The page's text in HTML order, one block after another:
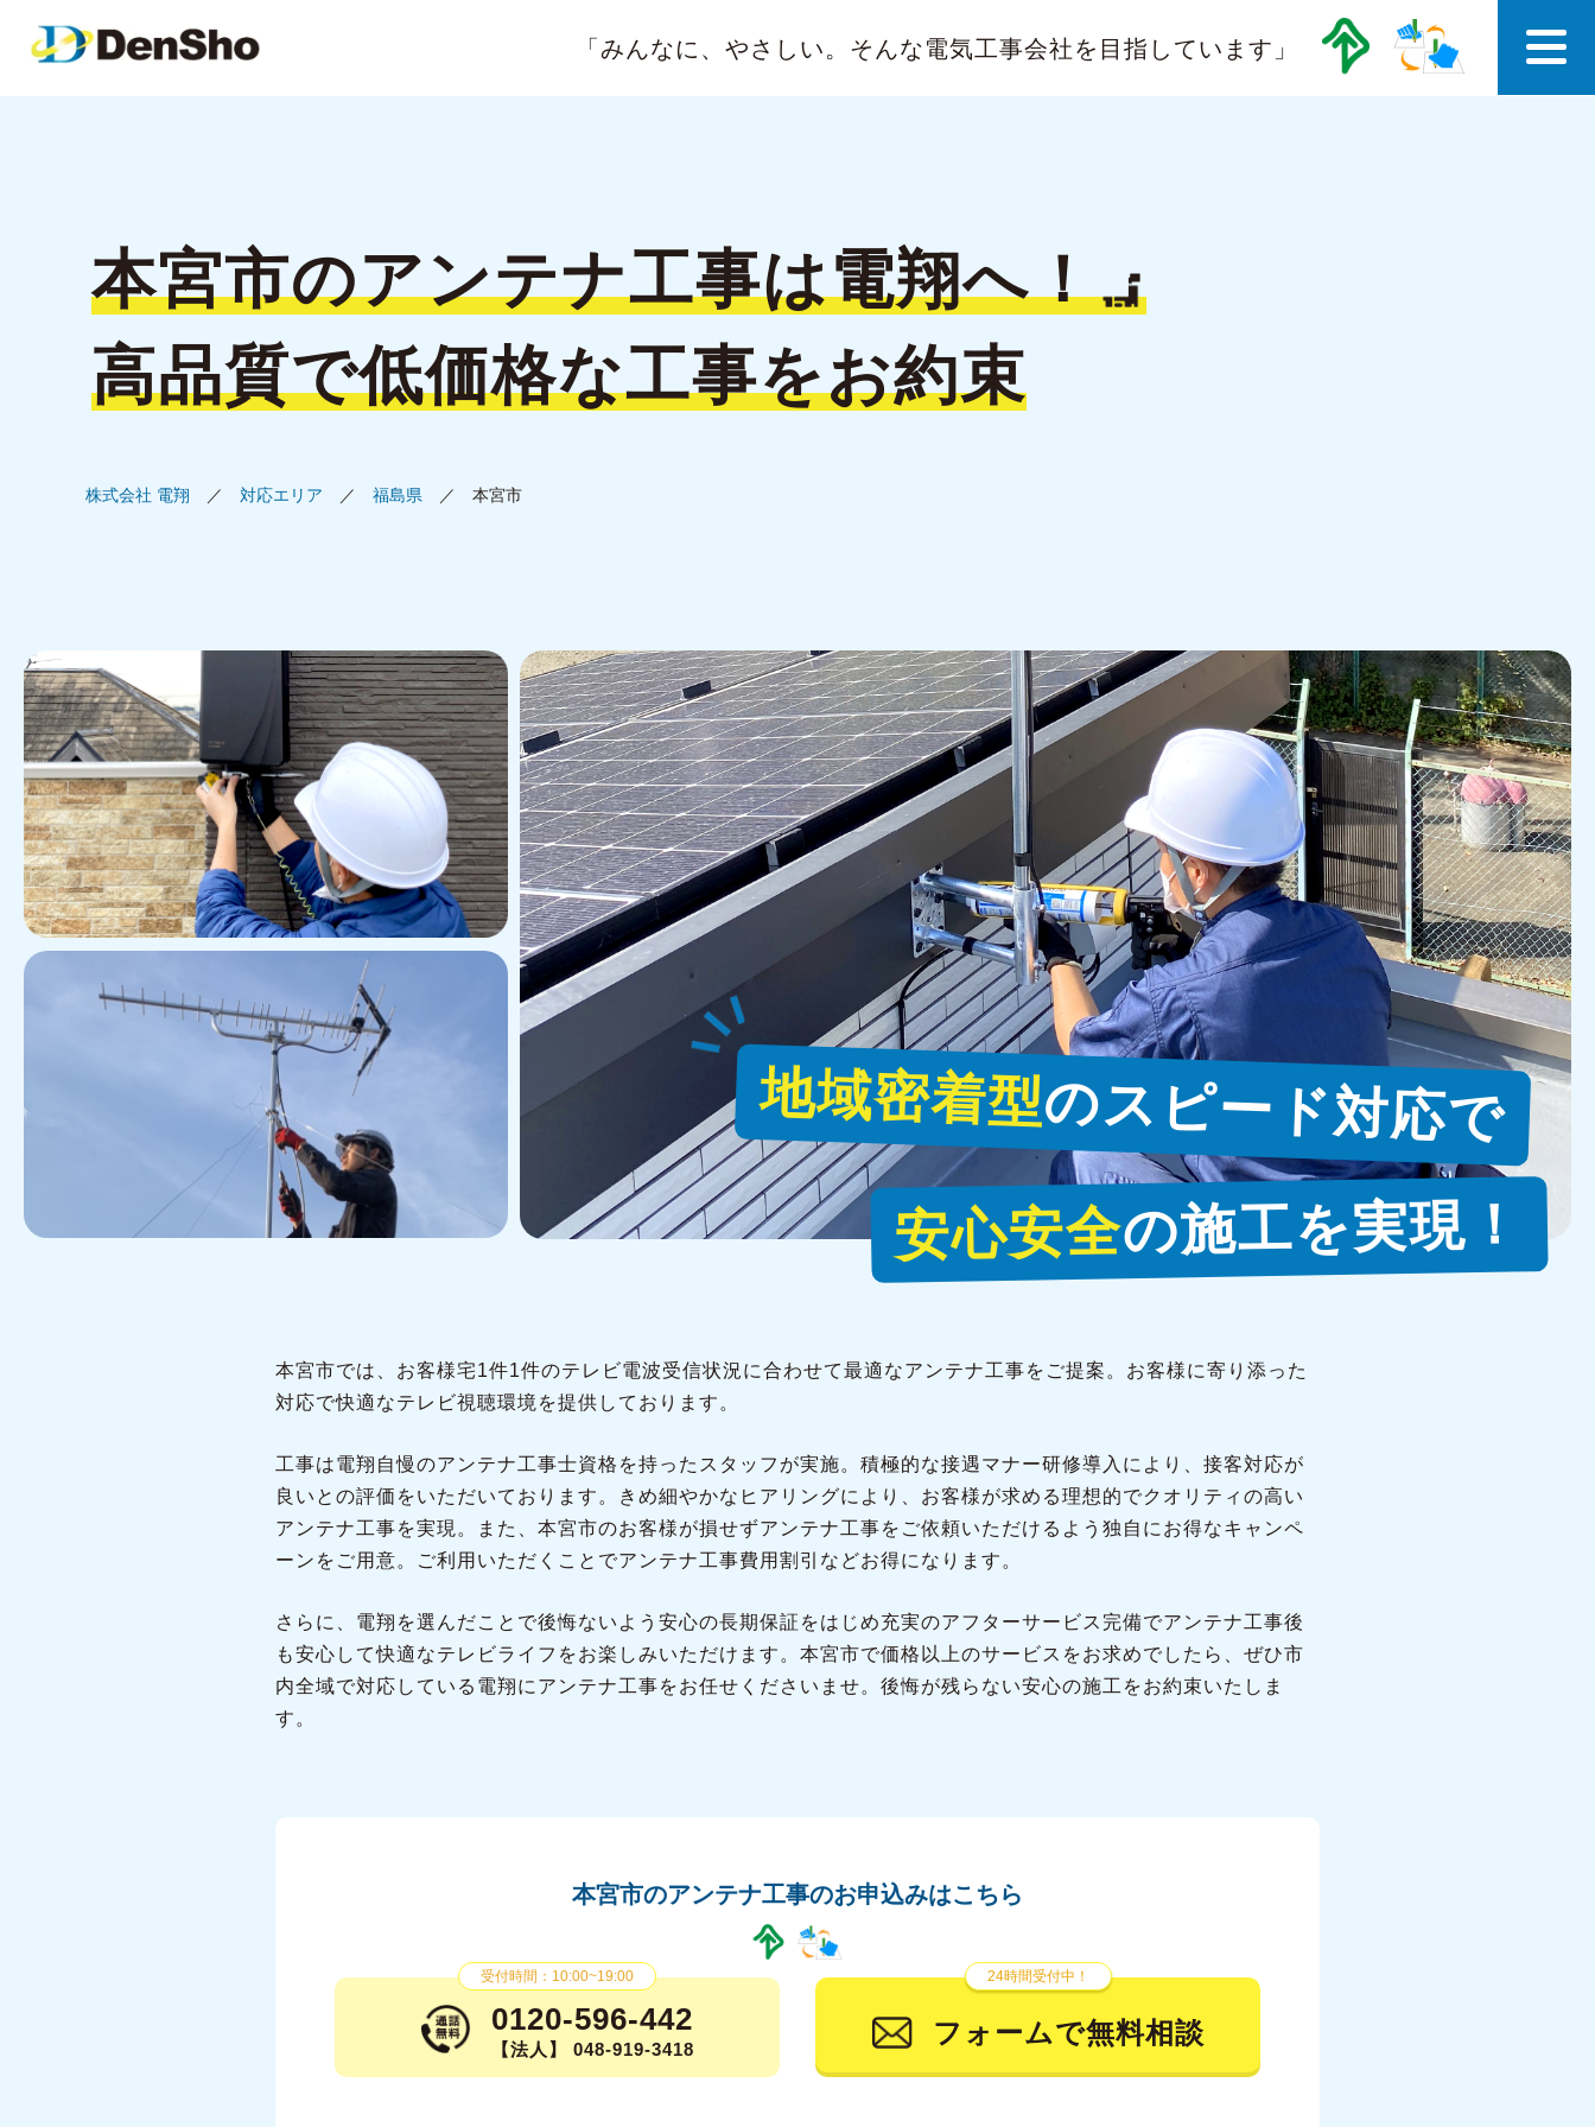
「みんなに、やさしい。 そんな電気工事会社を目指しています」
本宮市のアンテナ工事は電翔へ！
高品質で低価格な工事をお約束
株式会社 電翔 対応エリア 福島県 本宮市
地域密着型のスピード対応で
安心安全の施工を実現！
本宮市では、お客様宅1件1件のテレビ電波受信状況に合わせて最適なアンテナ工事をご提案。お客様に寄り添った
対応で快適なテレビ視聴環境を提供しております。
工事は電翔自慢のアンテナ工事士資格を持ったスタッフが実施。積極的な接遇マナー研修導入により、接客対応が
良いとの評価をいただいております。きめ細やかなヒアリングにより、お客様が求める理想的でクオリティの高い
アンテナ工事を実現。また、本宮市のお客様が損せずアンテナ工事をご依頼いただけるよう独自にお得なキャンペ
ーンをご用意。ご利用いただくことでアンテナ工事費用割引などお得になります。
さらに、電翔を選んだことで後悔ないよう安心の長期保証をはじめ充実のアフターサービス完備でアンテナ工事後
も安心して快適なテレビライフをお楽しみいただけます。本宮市で価格以上のサービスをお求めでしたら、ぜひ市
内全域で対応している電翔にアンテナ工事をお任せくださいませ。後悔が残らない安心の施工をお約束いたしま
す。
本宮市のアンテナ工事のお申込みはこちら
受付時間：10:00~19:00
0120-596-442
【法人】 048-919-3418
24時間受付中！
フォームで無料相談